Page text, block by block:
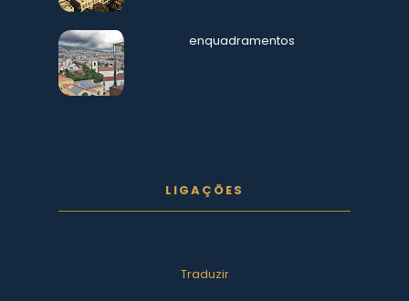
enquadramentos
LIGAÇÕES
Traduzir